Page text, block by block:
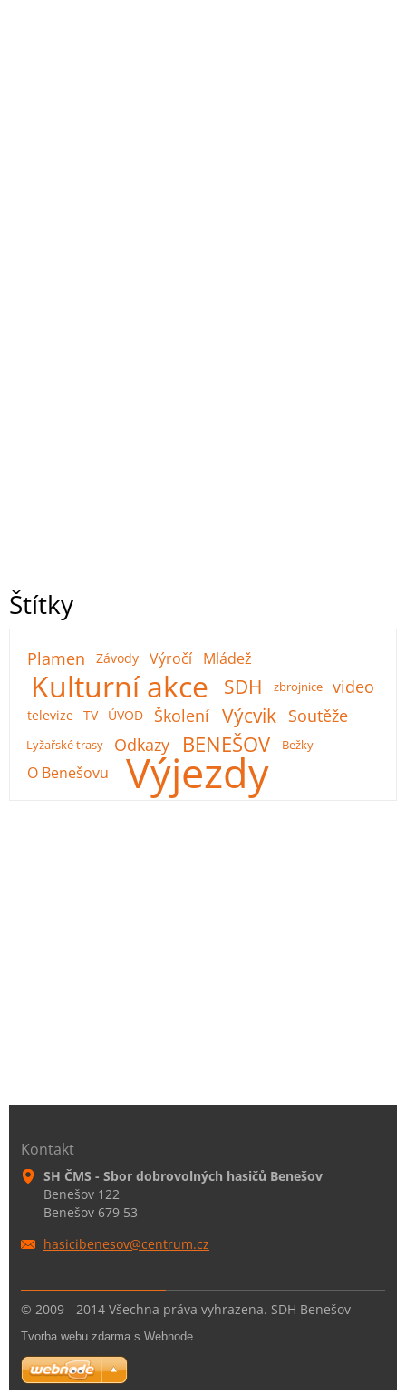
Štítky
Plamen Závody Výročí Mládež
Kulturní akce SDH zbrojnice video
televize TV ÚVOD Školení Výcvik Soutěže
Lyžařské trasy Odkazy BENEŠOV Bežky
O Benešovu Výjezdy
Kontakt
SH ČMS - Sbor dobrovolných hasičů Benešov
Benešov 122
Benešov 679 53
hasicibenesov@centrum.cz
© 2009 - 2014 Všechna práva vyhrazena. SDH Benešov
Tvorba webu zdarma s Webnode